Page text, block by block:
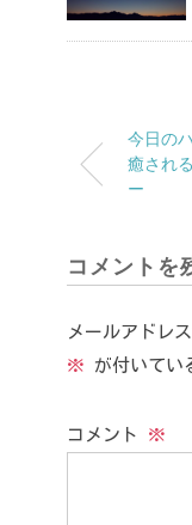
今日の
癒され
ー
コメントを
メールアドレ
※ が付いてい
コメント ※